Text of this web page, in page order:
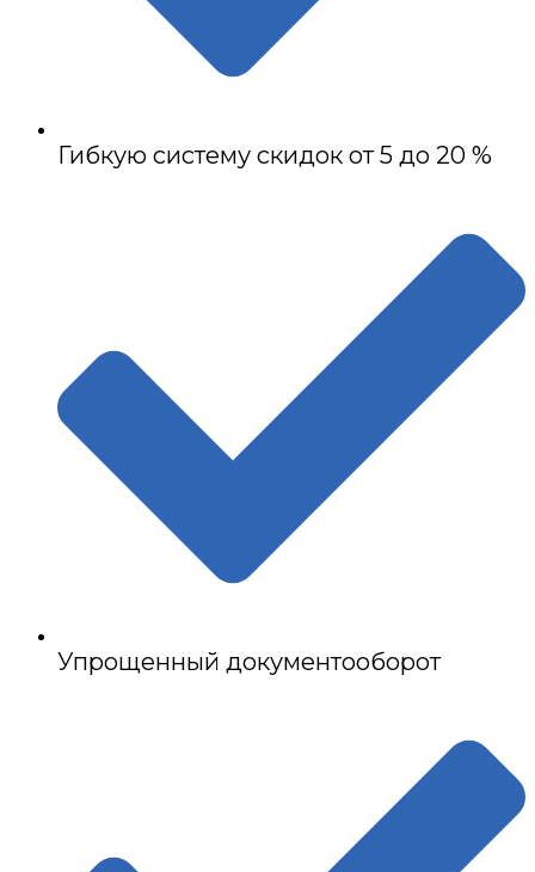
Гибкую систему скидок от 5 до 20 %
Упрощенный документооборот